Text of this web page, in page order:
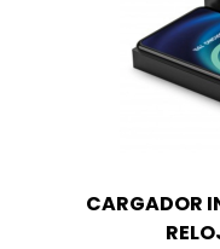
CARGADOR